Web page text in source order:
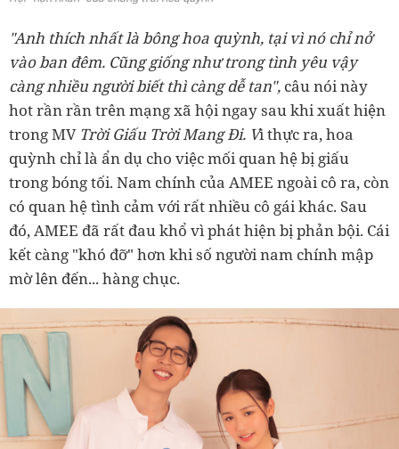
"Anh thích nhất là bông hoa quỳnh, tại vì nó chỉ nở
vào ban đêm. Cũng giống như trong tình yêu vậy
càng nhiều người biết thì càng dễ tan", câu nói này
hot rần rần trên mạng xã hội ngay sau khi xuất hiện
trong MV Trời Giấu Trời Mang Đi. Vì thực ra, hoa
quỳnh chỉ là ẩn dụ cho việc mối quan hệ bị giấu
trong bóng tối. Nam chính của AMEE ngoài cô ra, còn
có quan hệ tình cảm với rất nhiều cô gái khác. Sau
đó, AMEE đã rất đau khổ vì phát hiện bị phản bội. Cái
kết càng "khó đỡ" hơn khi số người nam chính mập
mờ lên đến... hàng chục.